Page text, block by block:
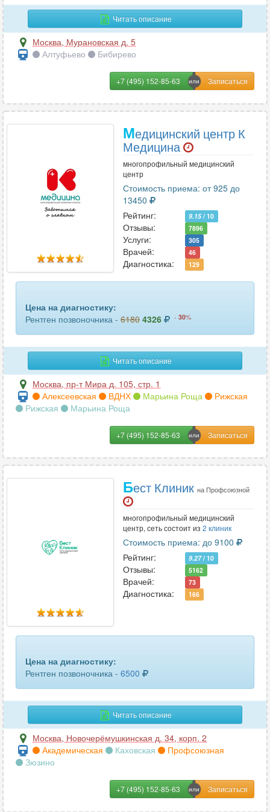
ребер 87
сальпингография 26
сердца
96
суставов 31
93
толстой кишки (ирригография)
толстой кишки (ирригоскопия)
ТРГ (телерентгенография)
цистоуретрография
черепа
Читать описание
Москва, Мурановская д. 5
Алтуфьево
Бибирево
+7 (495) 152-85-63
Медицинский центр К
Медицина
многопрофильный медицинский
центр
Стоимость приема: от 925 до
13450
Рейтинг:
9.15/ 10
Отзывы: 7896
Услуги: 305
Врачей: 46
Диагностика: 129
Цена на диагностику:
Рентген позвоночника - 6180 4326 - 30%
Читать описание
Москва, пр-т Мира д. 105, стр. 1
Алексеевская
ВДНХ Марьина Роща
Рижская
Рижская
Марьина Роща
+7 (495) 152-85-63
Бест Клиник на Профсоюзной
многопрофильный медицинский
центр, сеть состоит из 2 клиник
Стоимость приема: до 9100
Рейтинг:
9.27/ 10
Отзывы: 5162
Врачей: 73
Диагностика: 166
Цена на диагностику:
Рентген позвоночника - 6500
Читать описание
Москва, Новочерёмушкинская д. 34, корп. 2
Академическая
Каховская
Профсоюзная
Зюзино
+7 (495) 152-85-63